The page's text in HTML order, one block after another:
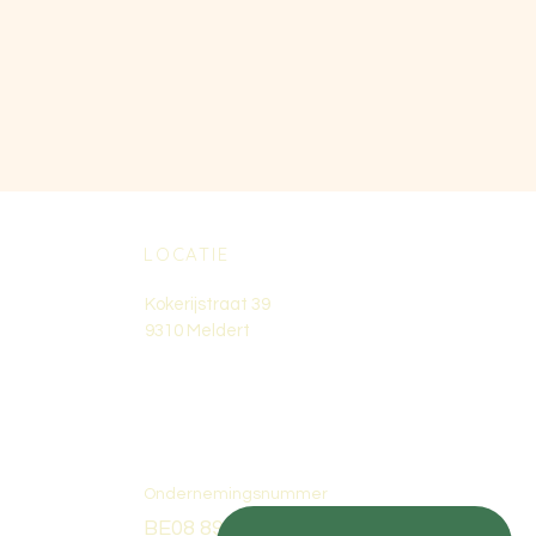
LOCATIE
Kokerijstraat 39
9310 Meldert
Ondernemingsnummer
BE08 8938 8446